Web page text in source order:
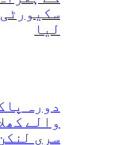
لیا
دورہ
والے
سری